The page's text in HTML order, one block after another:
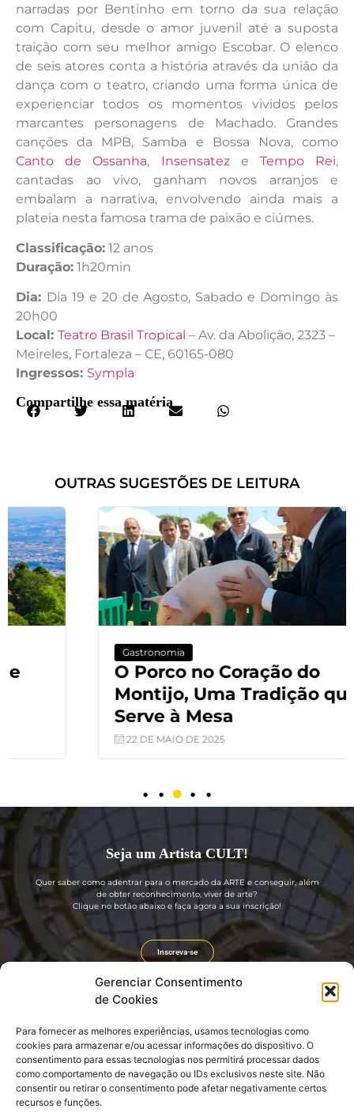
Gerenciar Consentimento
de Cookies
Para fornecer as melhores experiências, usamos tecnologias como
cookies para armazenar e/ou acessar informações do dispositivo. O
consentimento para essas tecnologias nos permitirá processar dados
como comportamento de navegação ou IDs exclusivos neste site. Não
consentir ou retirar o consentimento pode afetar negativamente certos
recursos e funções.
narradas por Bentinho em torno da sua relação
com Capitu, desde o amor juvenil até a suposta
traição com seu melhor amigo Escobar. O elenco
de seis atores conta a história através da união da
dança com o teatro, criando uma forma única de
experienciar todos os momentos vividos pelos
marcantes personagens de Machado. Grandes
canções da MPB, Samba e Bossa Nova, como
Canto de Ossanha, Insensateze Tempo Rei,
cantadas ao vivo, ganham novos arranjos e
embalam a narrativa, envolvendo ainda mais a
plateia nesta famosa trama de paixão e ciúmes.
Classificação: 12 anos
Duração: 1h20min
Dia: Dia 19 e 20 de Agosto, Sabado e Domingo às
20h00
Local: Teatro Brasil Tropical – Av. da Abolição, 2323 –
Meireles, Fortaleza – CE, 60165-080
Ingressos: Sympla
Compartilhe essa matéria
OUTRAS SUGESTÕES DE LEITURA
O Porco no Coração do
Montijo, Uma Tradição que se
Serve à Mesa
22 DE MAIO DE 2025
Seja um Artista CULT!
Quer saber como adentrar para o mercado da ARTE e conseguir, além
de obter reconhecimento, viver de arte?
Clique no botão abaixo e faça agora a sua inscrição!
Inscreva-se
Guia rápido
Sobre nós
Seja um Artista CULT! (GRÁTIS)
Seja um Embaixador CULT!
Login: EMBAIXADOR CULT
Divulgação
Portal GIRO CULT
Revista GIRO CULT
Agenda Cultural e Turística